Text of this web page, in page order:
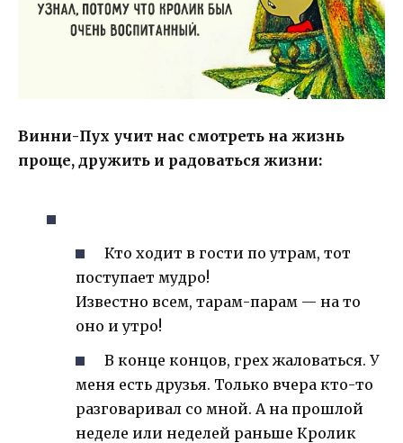
Винни-Пух учит нас смотреть на жизнь
проще, дружить и радоваться жизни:
Кто ходит в гости по утрам, тот
поступает мудро!
Известно всем, тарам-парам — на то
оно и утро!
В конце концов, грех жаловаться. У
меня есть друзья. Только вчера кто-то
разговаривал со мной. А на прошлой
неделе или неделей раньше Кролик